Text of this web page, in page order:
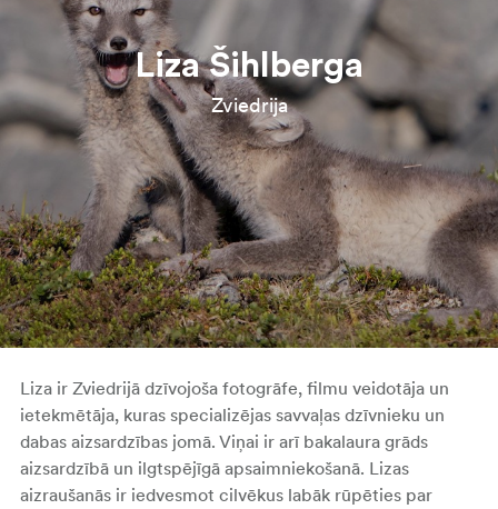
Liza Šihlberga
Zviedrija
Liza ir Zviedrijā dzīvojoša fotogrāfe, filmu veidotāja un
ietekmētāja, kuras specializējas savvaļas dzīvnieku un
dabas aizsardzības jomā. Viņai ir arī bakalaura grāds
aizsardzībā un ilgtspējīgā apsaimniekošanā. Lizas
aizraušanās ir iedvesmot cilvēkus labāk rūpēties par